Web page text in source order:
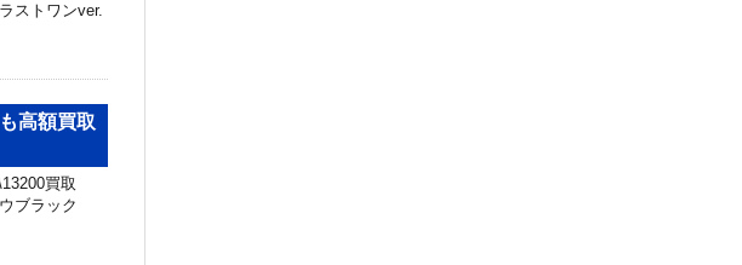
ストワンver.
高額買取
買取
ブラック